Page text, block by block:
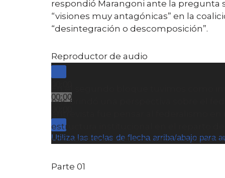
respondió Marangoni ante la pregunta
“visiones muy antagónicas” en la
“desintegración o descomposición”.
Reproductor de audio
00:00
Utiliza las teclas de flecha arriba/abajo para
nos brindó una perspectiva sobre el
estructura institucional en el reparto
económica en determinadas regiones/
Parte 01